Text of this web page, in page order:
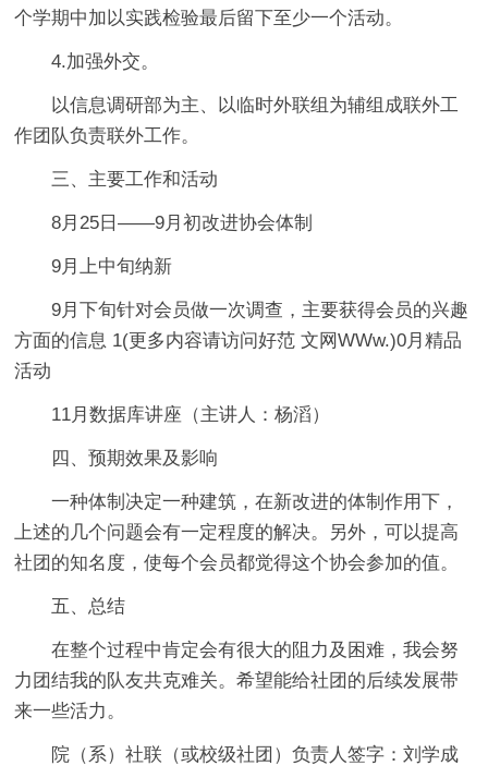
个学期中加以实践检验最后留下至少一个活动。
4.加强外交。
以信息调研部为主、以临时外联组为辅组成联外工
作团队负责联外工作。
三、主要工作和活动
8月25日——9月初改进协会体制
9月上中旬纳新
9月下旬针对会员做一次调查，主要获得会员的兴趣
方面的信息 1(更多内容请访问好范 文网WWw.)0月精品
活动
11月数据库讲座（主讲人：杨滔）
四、预期效果及影响
一种体制决定一种建筑，在新改进的体制作用下，
上述的几个问题会有一定程度的解决。另外，可以提高
社团的知名度，使每个会员都觉得这个协会参加的值。
五、总结
在整个过程中肯定会有很大的阻力及困难，我会努
力团结我的队友共克难关。希望能给社团的后续发展带
来一些活力。
院（系）社联（或校级社团）负责人签字：刘学成